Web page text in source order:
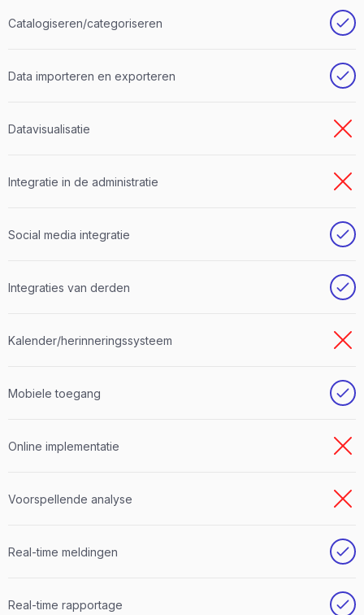
Catalogiseren/categoriseren
Data importeren en exporteren
Datavisualisatie
Integratie in de administratie
Social media integratie
Integraties van derden
Kalender/herinneringssysteem
Mobiele toegang
Online implementatie
Voorspellende analyse
Real-time meldingen
Real-time rapportage